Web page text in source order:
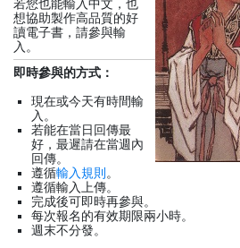
若您也能輸入中文，也
想協助製作高品質的好
讀電子書，請參與輸
入。
即時參與的方式：
現在或今天有時間輸
入。
若能在當日回傳最
好，最遲請在當週內
回傳。
遵循輸入規則 。
遵循輸入上傳。
完成後可即時再參與。
每次報名的有效期限兩小時。
週末不分發。